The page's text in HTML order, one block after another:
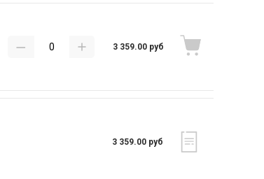
3 359.00 руб
3 359.00 руб